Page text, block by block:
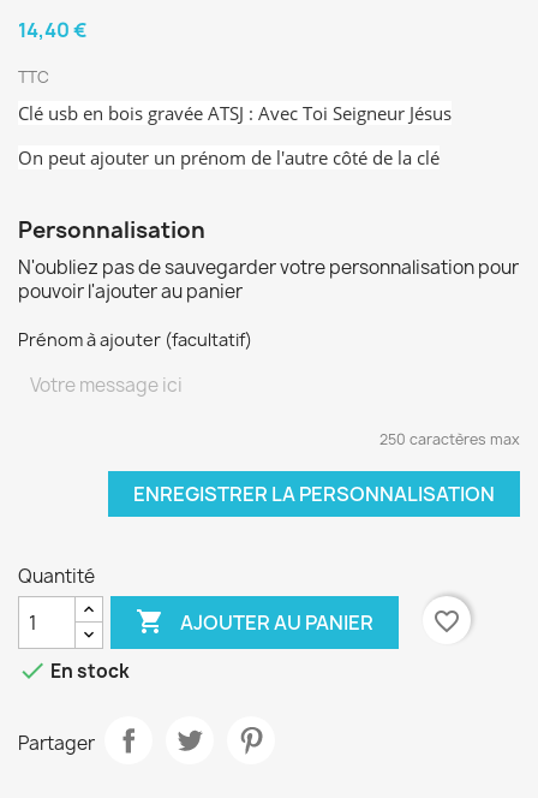
14,40 €
TTC
Clé usb en bois gravée ATSJ : Avec Toi Seigneur Jésus
On peut ajouter un prénom de l'autre côté de la clé
Personnalisation
N'oubliez pas de sauvegarder votre personnalisation pour
pouvoir l'ajouter au panier
Prénom à ajouter (facultatif)
250 caractères max
ENREGISTRER LA PERSONNALISATION
Quantité
 AJOUTER AU PANIER
favorite_border
 En stock
Partager